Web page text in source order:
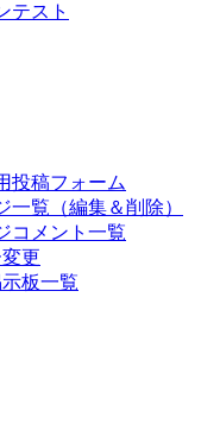
テスト
投稿フォーム
一覧（編集＆削除）
コメント一覧
更
板一覧